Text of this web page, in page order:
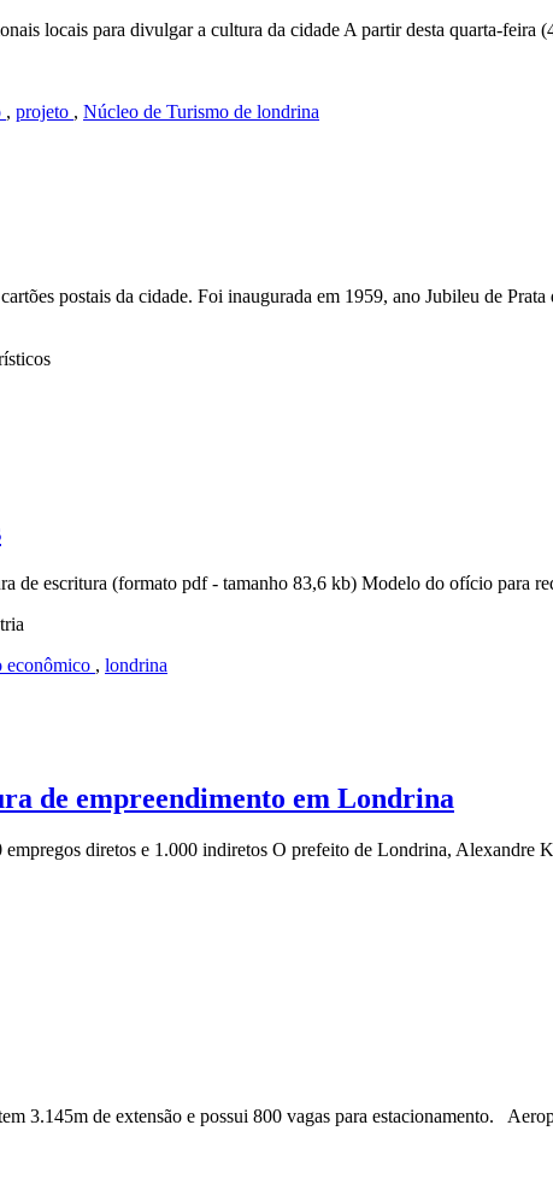
locais para divulgar a cultura da cidade A partir desta quarta-
, projeto , Núcleo de Turismo de londrina
postais da cidade. Foi inaugurada em 1959, ano Jubileu de
de escritura (formato pdf - tamanho 83,6 kb) Modelo do ofício para
econômico , londrina
de empreendimento em Londrina
diretos e 1.000 indiretos O prefeito de Londrina, Alexandre
3.145m de extensão e possui 800 vagas para estacionamento.